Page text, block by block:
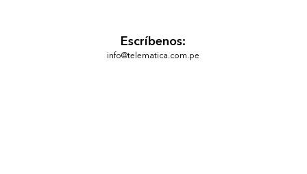
Escríbenos:
info@telematica.com.pe